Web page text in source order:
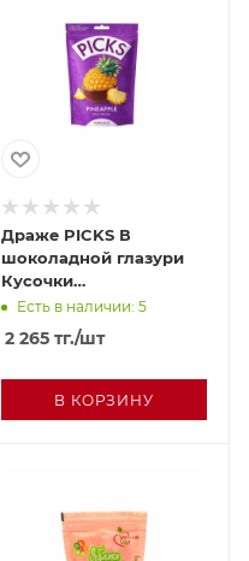
Драже PICKS В
шоколадной глазури
Кусочки
лиофилизированного
ананасового пюре 90г
Есть в наличии: 5
2 265 тг./шт
В КОРЗИНУ